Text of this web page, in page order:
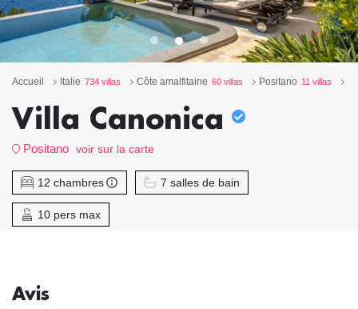
Accueil Italie 734 villas Côte amalfitaine 60 villas Positano 11 villas
Villa Canonica
Positano voir sur la carte
12 chambres 7 salles de bain
10 pers max
Avis